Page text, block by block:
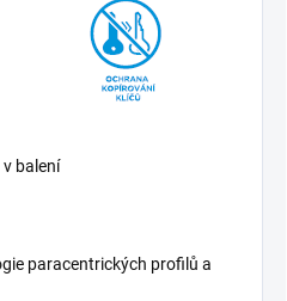
balení
paracentrických profilů a